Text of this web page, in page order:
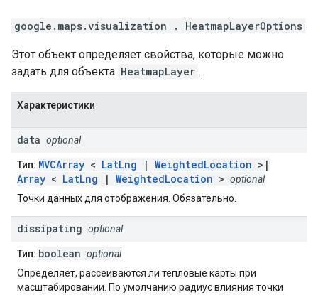
google.maps.visualization . HeatmapLayerOptions
Этот объект определяет свойства, которые можно
задать для объекта HeatmapLayer .
Характеристики
data optional
Тип: MVCArray < LatLng | WeightedLocation >|
Array < LatLng | WeightedLocation > optional
Точки данных для отображения. Обязательно.
dissipating optional
Тип: boolean optional
Определяет, рассеиваются ли тепловые карты при
масштабировании. По умолчанию радиус влияния точки